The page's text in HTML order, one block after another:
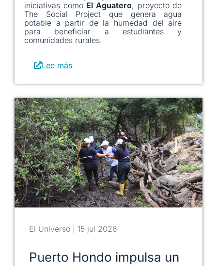
iniciativas como El Aguatero, proyecto de
The Social Project que genera agua
potable a partir de la humedad del aire
para beneficiar a estudiantes y
comunidades rurales.
Lee más
Puerto Hondo impulsa un
El Universo | 15 jul 2026